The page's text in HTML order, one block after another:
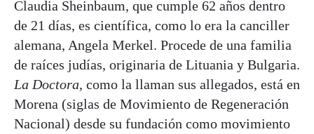
Claudia Sheinbaum, que cumple 62 años dentro
de 21 días, es científica, como lo era la canciller
alemana, Angela Merkel. Procede de una familia
de raíces judías, originaria de Lituania y Bulgaria.
La Doctora, como la llaman sus allegados, está en
Morena (siglas de Movimiento de Regeneración
Nacional) desde su fundación como movimiento